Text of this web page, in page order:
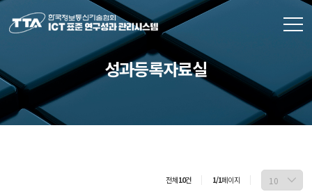
성과등록자료실
전체10건 1/1페이지